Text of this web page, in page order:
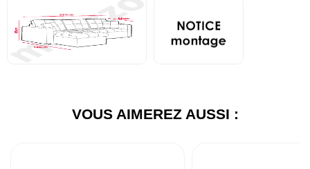
VOUS AIMEREZ AUSSI :